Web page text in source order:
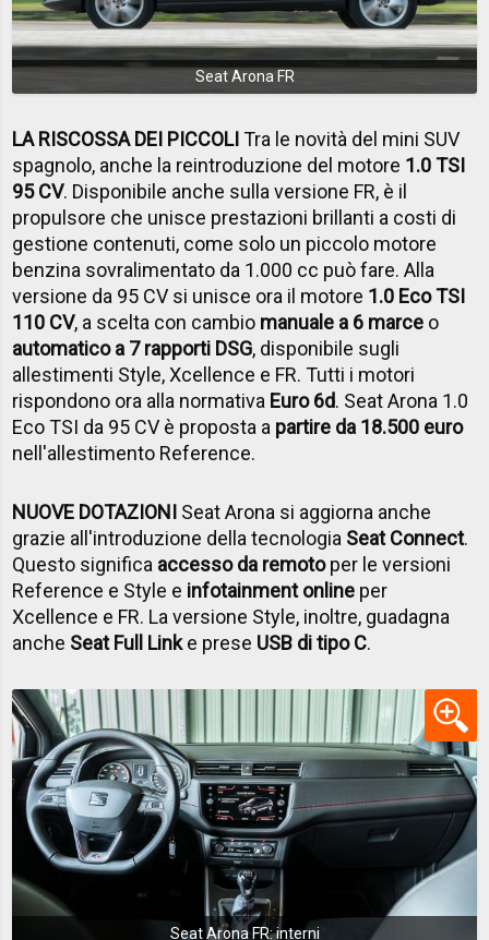
Seat Arona FR
LA RISCOSSA DEI PICCOLITra le novità del mini SUV
spagnolo, anche la reintroduzione del motore 1.0 TSI
95 CV. Disponibile anche sulla versione FR, è il
propulsore che unisce prestazioni brillanti a costi di
gestione contenuti, come solo un piccolo motore
benzina sovralimentato da 1.000 cc può fare. Alla
versione da 95 CV si unisce ora il motore 1.0 Eco TSI
110 CV, a scelta con cambio manuale a 6 marce o
automatico a 7 rapporti DSG, disponibile sugli
allestimenti Style, Xcellence e FR. Tutti i motori
rispondono ora alla normativa Euro 6d. Seat Arona 1.0
Eco TSI da 95 CV è proposta a partire da 18.500 euro
nell'allestimento Reference.
NUOVE DOTAZIONI Seat Arona si aggiorna anche
grazie all'introduzione della tecnologia Seat Connect.
Questo significa accesso da remotoper le versioni
Reference e Style e infotainment online per
Xcellence e FR. La versione Style, inoltre, guadagna
anche Seat Full Linke prese USB di tipo C.
Seat Arona FR: interni